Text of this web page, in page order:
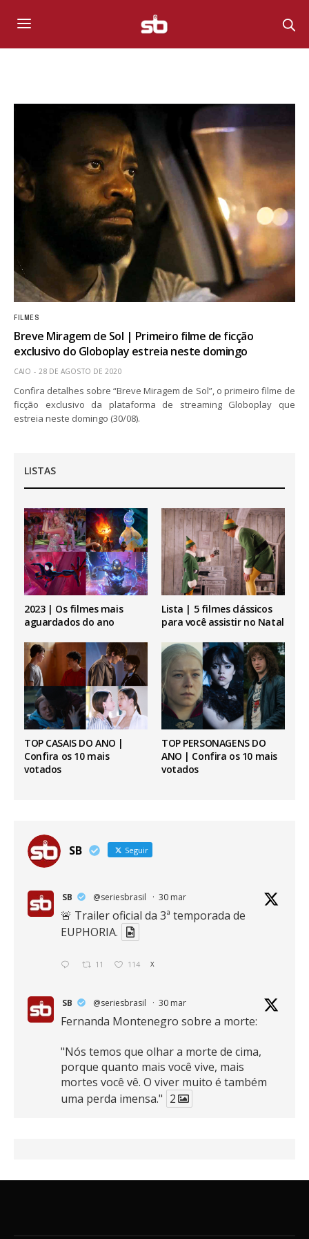
FILMES
Breve Miragem de Sol | Primeiro filme de ficção
exclusivo do Globoplay estreia neste domingo
CAIO 28 DE AGOSTO DE 2020
Confira detalhes sobre “Breve Miragem de Sol”, o primeiro filme de
ficção exclusivo da plataforma de streaming Globoplay que
estreia neste domingo (30/08).
LISTAS
2023 | Os filmes mais
aguardados do ano
Lista | 5 filmes clássicos
para você assistir no Natal
TOP CASAIS DO ANO |
Confira os 10 mais
votados
TOP PERSONAGENS DO
ANO | Confira os 10 mais
votados
SB Seguir
SB @seriesbrasil · 30 mar
🚨 Trailer oficial da 3ª temporada de
EUPHORIA.
11 114 X
SB @seriesbrasil · 30 mar
Fernanda Montenegro sobre a morte:
"Nós temos que olhar a morte de cima,
porque quanto mais você vive, mais
mortes você vê. O viver muito é também
uma perda imensa." 2
16 389 X